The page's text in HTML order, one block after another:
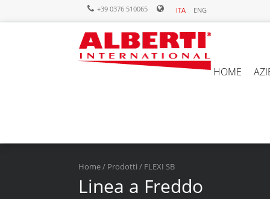
+39 0376 510065 ITA ENG
HOME
Home/ Prodotti / FLEXI SB
Linea a Freddo